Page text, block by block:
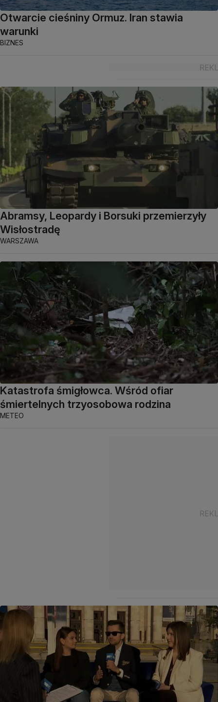
Otwarcie cieśniny Ormuz. Iran stawia
warunki
BIZNES
Abramsy, Leopardy i Borsuki przemierzyły
Wisłostradę
WARSZAWA
Katastrofa śmigłowca. Wśród ofiar
śmiertelnych trzyosobowa rodzina
METEO